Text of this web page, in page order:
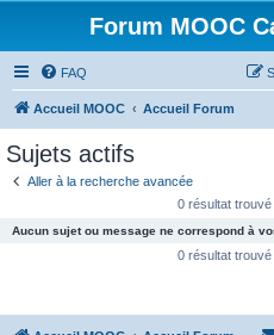
Forum MOOC
FAQ
Accueil MOOC Accueil Forum
Sujets actifs
Aller à la recherche avancée
0 résultat trouvé
Aucun sujet ou message ne correspond à
0 résultat trouvé